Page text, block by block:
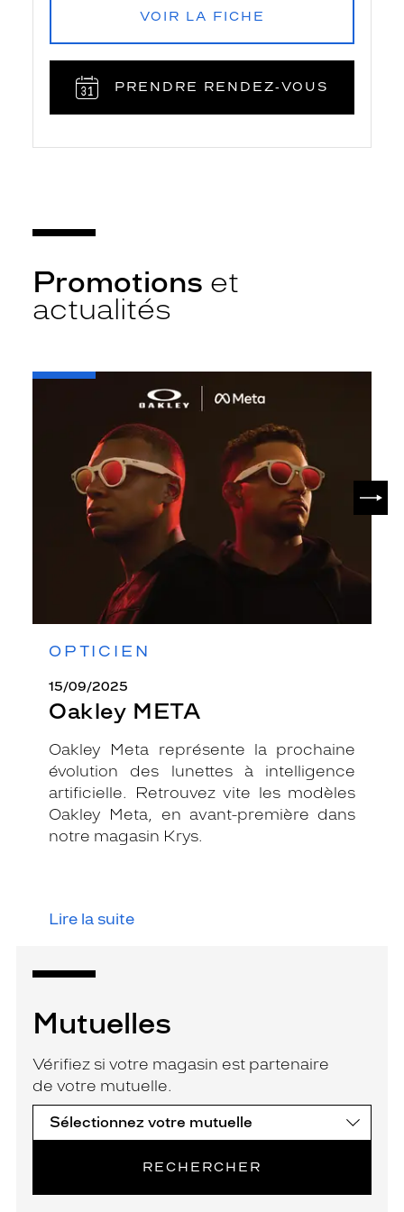
VOIR LA FICHE
PRENDRE RENDEZ‑VOUS
Promotions et
actualités
OPTICIEN
15/09/2025
Oakley META
Oakley Meta représente la prochaine
évolution des lunettes à intelligence
artificielle. Retrouvez vite les modèles
Oakley Meta, en avant-première dans
notre magasin Krys.
Lire la suite
-
Mutuelles
Vérifiez si votre magasin est partenaire
de votre mutuelle.
RECHERCHER